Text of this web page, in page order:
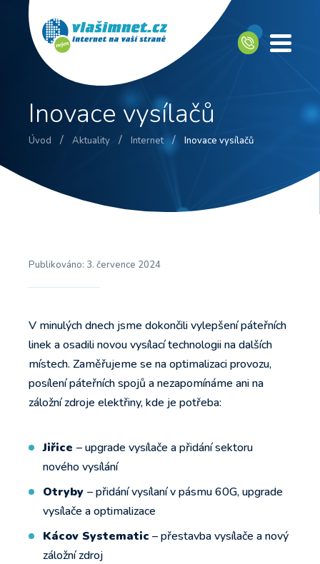
Inovace vysílačů
Úvod / Aktuality / Internet / Inovace vysílačů
Publikováno: 3. července 2024
V minulých dnech jsme dokončili vylepšení páteřních
linek a osadili novou vysílací technologii na dalších
místech. Zaměřujeme se na optimalizaci provozu,
posílení páteřních spojů a nezapomínáme ani na
záložní zdroje elektřiny, kde je potřeba:
Jiřice – upgrade vysílače a přidání sektoru
nového vysílání
Otryby – přidání vysílaní v pásmu 60G, upgrade
vysílače a optimalizace
Kácov Systematic – přestavba vysílače a nový
záložní zdroj